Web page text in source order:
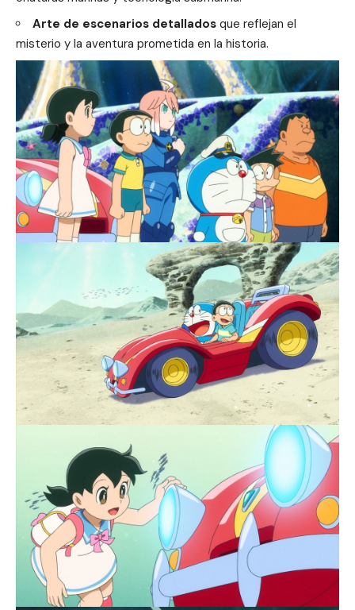
Arte de escenarios detallados que reflejan el
misterio y la aventura prometida en la historia.